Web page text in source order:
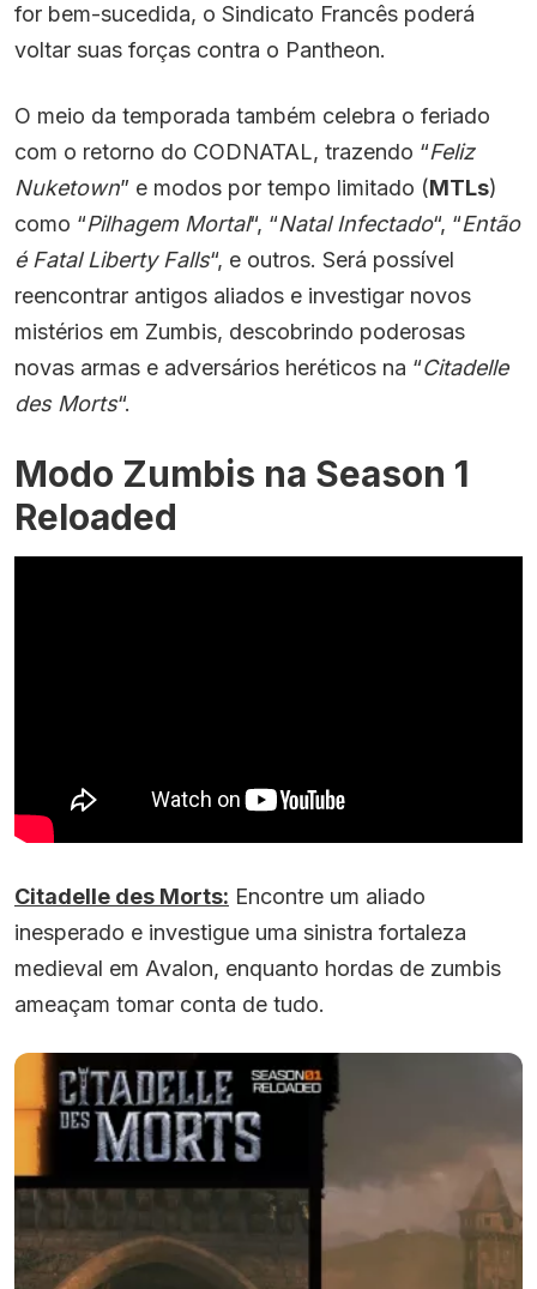
for bem-sucedida, o Sindicato Francês poderá
voltar suas forças contra o Pantheon.
O meio da temporada também celebra o feriado
com o retorno do CODNATAL, trazendo “Feliz
Nuketown” e modos por tempo limitado (MTLs)
como “Pilhagem Mortal“, “Natal Infectado“, “Então
é Fatal Liberty Falls“, e outros. Será possível
reencontrar antigos aliados e investigar novos
mistérios em Zumbis, descobrindo poderosas
novas armas e adversários heréticos na “Citadelle
des Morts“.
Modo Zumbis na Season 1
Reloaded
Citadelle des Morts: Encontre um aliado
inesperado e investigue uma sinistra fortaleza
medieval em Avalon, enquanto hordas de zumbis
ameaçam tomar conta de tudo.